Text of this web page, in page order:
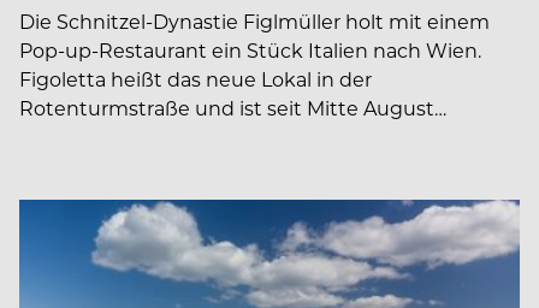
Die Schnitzel-Dynastie Figlmüller holt mit einem
Pop-up-Restaurant ein Stück Italien nach Wien.
Figoletta heißt das neue Lokal in der
Rotenturmstraße und ist seit Mitte August…